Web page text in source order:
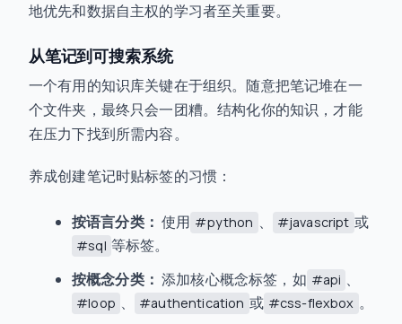
地优先和数据自主权的学习者至关重要。
从笔记到可搜索系统
一个有用的知识库关键在于组织。随意把笔记堆在一
个文件夹，最终只会一团糟。结构化你的知识，才能
在压力下找到所需内容。
养成创建笔记时贴标签的习惯：
按语言分类： 使用 #python 、 #javascript 或
#sql 等标签。
按概念分类： 添加核心概念标签，如 #api 、
#loop 、 #authentication 或 #css-flexbox 。